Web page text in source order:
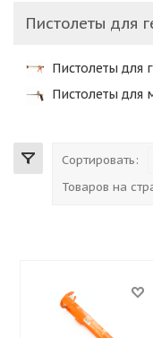
Пистолеты для
Пистолеты для
Пистолеты для
Сортировать:
Товаров на